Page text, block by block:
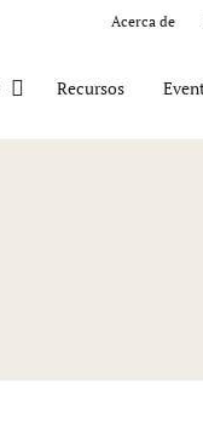
Acerca de
Recursos